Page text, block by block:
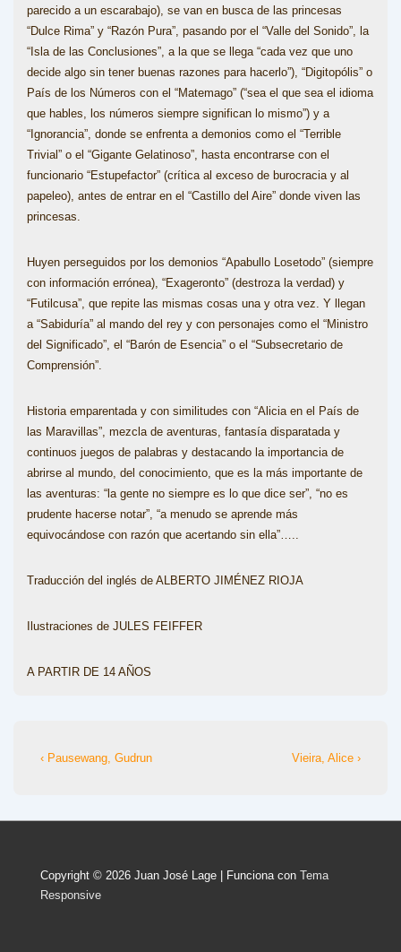
parecido a un escarabajo), se van en busca de las princesas
“Dulce Rima” y “Razón Pura”, pasando por el “Valle del Sonido”, la
“Isla de las Conclusiones”, a la que se llega “cada vez que uno
decide algo sin tener buenas razones para hacerlo”), “Digitopólis” o
País de los Números con el “Matemago” (“sea el que sea el idioma
que hables, los números siempre significan lo mismo”) y a
“Ignorancia”, donde se enfrenta a demonios como el “Terrible
Trivial” o el “Gigante Gelatinoso”, hasta encontrarse con el
funcionario “Estupefactor” (crítica al exceso de burocracia y al
papeleo), antes de entrar en el “Castillo del Aire” donde viven las
princesas.
Huyen perseguidos por los demonios “Apabullo Losetodo” (siempre
con información errónea), “Exageronto” (destroza la verdad) y
“Futilcusa”, que repite las mismas cosas una y otra vez. Y llegan
a “Sabiduría” al mando del rey y con personajes como el “Ministro
del Significado”, el “Barón de Esencia” o el “Subsecretario de
Comprensión”.
Historia emparentada y con similitudes con “Alicia en el País de
las Maravillas”, mezcla de aventuras, fantasía disparatada y
continuos juegos de palabras y destacando la importancia de
abrirse al mundo, del conocimiento, que es la más importante de
las aventuras: “la gente no siempre es lo que dice ser”, “no es
prudente hacerse notar”, “a menudo se aprende más
equivocándose con razón que acertando sin ella”…..
Traducción del inglés de ALBERTO JIMÉNEZ RIOJA
Ilustraciones de JULES FEIFFER
A PARTIR DE 14 AÑOS
Navegación
entradas
La
es
‹ Pausewang, Gudrun
La
es
Vieira, Alice ›
Copyright © 2026 Juan José Lage | Funciona con Tema
Responsive